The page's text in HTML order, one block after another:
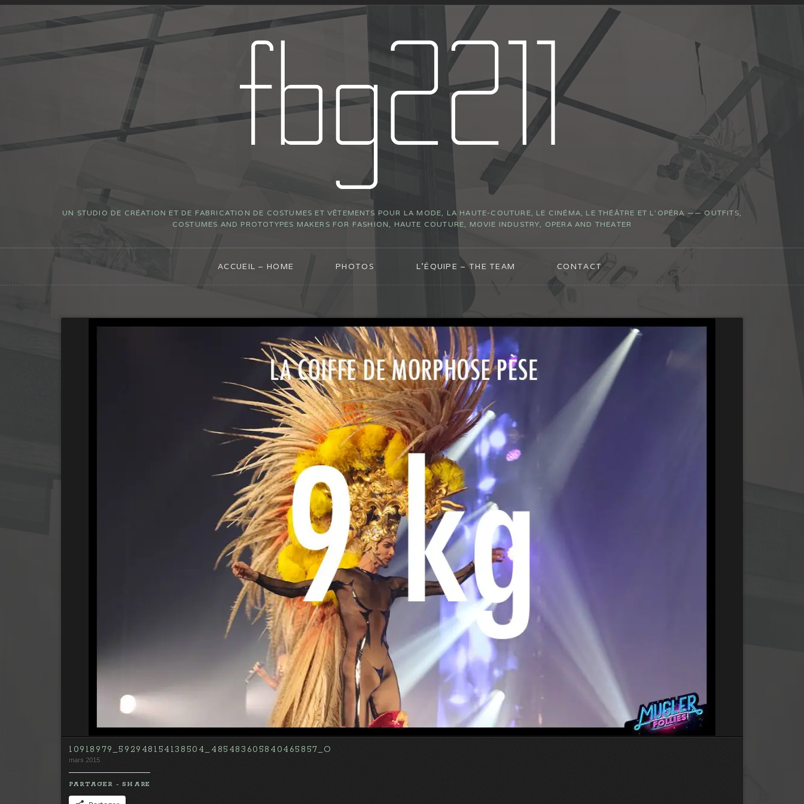
UN STUDIO DE CRÉATION ET DE FABRICATION DE COSTUMES ET VÊTEMENTS POUR LA MODE, LA HAUTE-COUTURE, LE CINÉMA, LE THÉÂTRE ET L’OPÉRA —— OUTFITS,
COSTUMES AND PROTOTYPES MAKERS FOR FASHION, HAUTE COUTURE, MOVIE INDUSTRY, OPERA AND THEATER
ACCUEIL – HOME PHOTOS L’ÉQUIPE – THE TEAM CONTACT
10918979_592948154138504_485483605840465857_O
mars 2015
PARTAGER - SHARE